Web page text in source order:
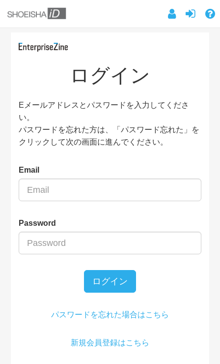
ログイン
Eメールアドレスとパスワードを入力してくださ
い。
パスワードを忘れた方は、「パスワード忘れた」を
クリックして次の画面に進んでください。
Email
Password
ログイン
パスワードを忘れた場合はこちら
新規会員登録はこちら